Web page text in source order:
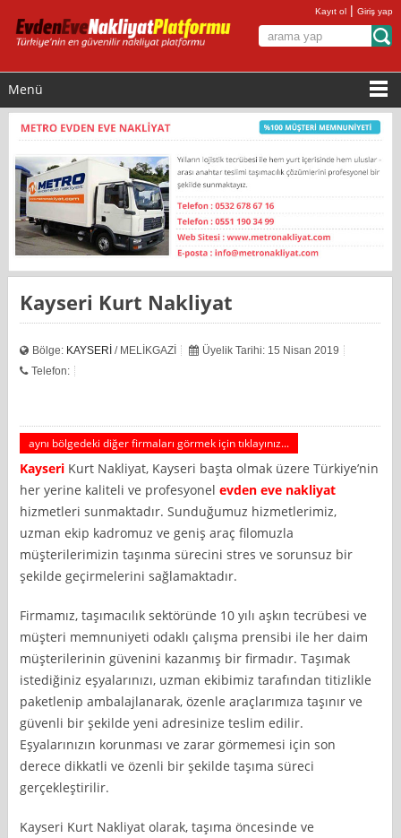
Kayıt ol |Giriş yap
Menü
Kayseri Kurt Nakliyat
Bölge: KAYSERİ / MELİKGAZİ
Üyelik Tarihi: 15 Nisan 2019
Telefon:
aynı bölgedeki diğer firmaları görmek için tıklayınız...
Kayseri Kurt Nakliyat, Kayseri başta olmak üzere Türkiye’nin
her yerine kaliteli ve profesyonelevden eve nakliyat
hizmetleri sunmaktadır. Sunduğumuz hizmetlerimiz,
uzman ekip kadromuz ve geniş araç filomuzla
müşterilerimizin taşınma sürecini stres ve sorunsuz bir
şekilde geçirmelerini sağlamaktadır.
Firmamız, taşımacılık sektöründe 10 yılı aşkın tecrübesi ve
müşteri memnuniyeti odaklı çalışma prensibi ile her daim
müşterilerinin güvenini kazanmış bir firmadır. Taşımak
istediğiniz eşyalarınızı, uzman ekibimiz tarafından titizlikle
paketlenip ambalajlanarak, özenle araçlarımıza taşınır ve
güvenli bir şekilde yeni adresinize teslim edilir.
Eşyalarınızın korunması ve zarar görmemesi için son
derece dikkatli ve özenli bir şekilde taşıma süreci
gerçekleştirilir.
Kayseri Kurt Nakliyat olarak, taşıma öncesinde ve